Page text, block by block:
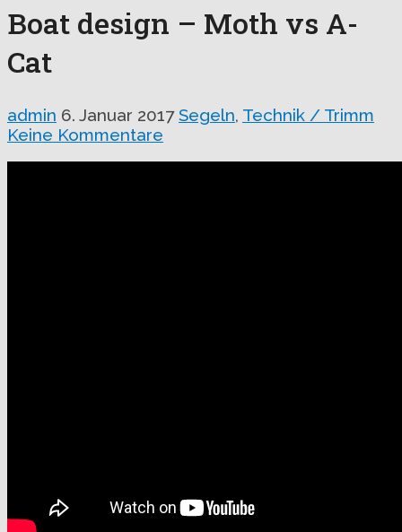
Boat design – Moth vs A-
Cat
admin 6. Januar 2017 Segeln, Technik / Trimm
Keine Kommentare